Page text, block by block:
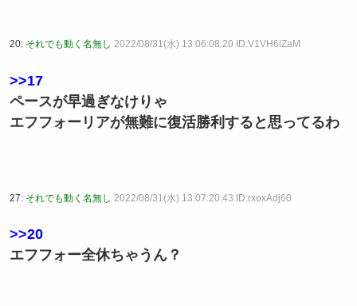
20: それでも動く名無し 2022/08/31(水) 13:06:08.20 ID:V1VH6iZaM
>>17
ペースが早過ぎなけりゃ
エフフォーリアが無難に復活勝利すると思ってるわ
27: それでも動く名無し 2022/08/31(水) 13:07:20.43 ID:rxoxAdj60
>>20
エフフォー全休ちゃうん？